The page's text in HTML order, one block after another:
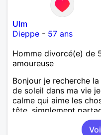
Ulm
Dieppe - 57 ans
Homme divorcé(e) de
amoureuse
Bonjour je recherche
de soleil dans ma vie
calme qui aime les
tête, simplement
une personne qui me